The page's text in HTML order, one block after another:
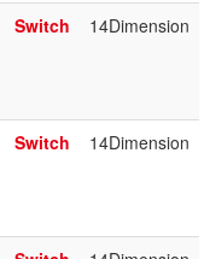
Switch 14Dimension
Switch 14Dimension